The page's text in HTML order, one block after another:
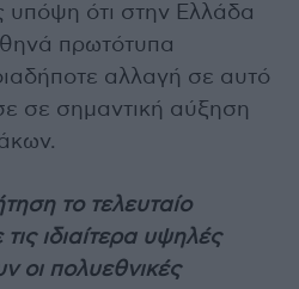
ότι στην Ελλάδα
πρωτότυπα
αλλαγή σε αυτό
σε σημαντική αύξηση
το τελευταίο
ιδιαίτερα υψηλές
οι πολυεθνικές